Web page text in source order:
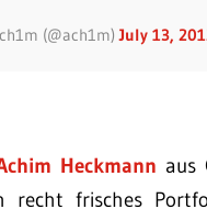
(@ach1m)July 13,
Heckmann aus
recht frisches